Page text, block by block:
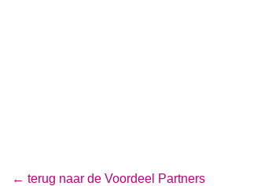
← terug naar de Voordeel Partners